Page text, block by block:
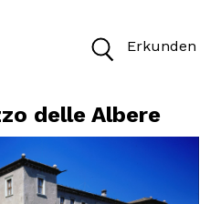
Erkunden
geöffnet.
delle Albere